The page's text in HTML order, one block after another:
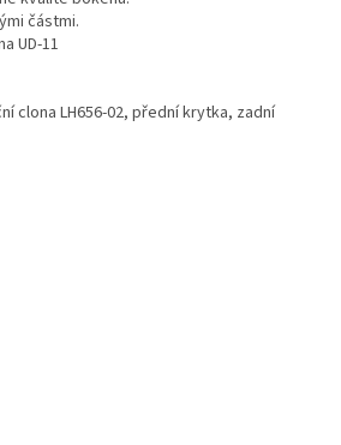
částmi.
UD-11
clona LH656-02, přední krytka, zadní